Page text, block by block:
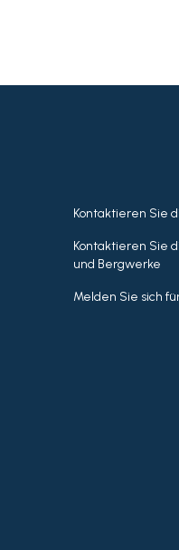
Kontaktieren Sie
Kontaktieren Sie
und Bergwerke
Melden Sie sich